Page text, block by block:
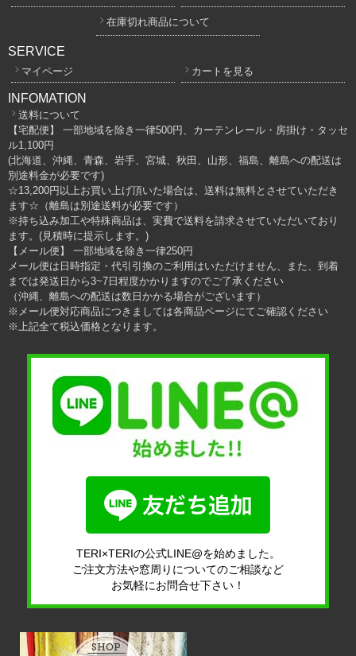
在庫切れ商品について
SERVICE
マイページ カートを見る
INFOMATION
送料について
【宅配便】 一部地域を除き一律500円、カーテンレール・房掛け・タッセ
ル1,100円
(北海道、沖縄、青森、岩手、宮城、秋田、山形、福島、離島への配送は
別途料金が必要です)
☆13,200円以上お買い上げ頂いた場合は、送料は無料とさせていただき
ます☆（離島は別途送料が必要です）
※持ち込み加工や特殊商品は、実費で送料を請求させていただいており
ます。(見積時に提示します。)
【メール便】 一部地域を除き一律250円
メール便は日時指定・代引引換のご利用はいただけません、また、到着
までは発送日から3~7日程度かかりますのでご了承ください
（沖縄、離島への配送は数日かかる場合がございます）
※メール便対応商品につきましては各商品ページにてご確認ください
※上記全て税込価格となります。
TERI×TERIの公式LINE@を始めました。
ご注文方法や窓周りについてのご相談など
お気軽にお問合せ下さい！